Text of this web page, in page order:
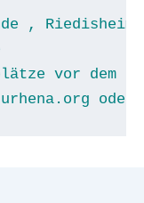
, Riedisheim
vor dem